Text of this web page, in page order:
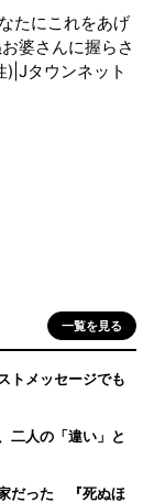
たにこれをあげ
婆さんに握らさ
タウンネット
一覧を見る
トメッセージでも
二人の「違い」と
だった 『死ぬほ